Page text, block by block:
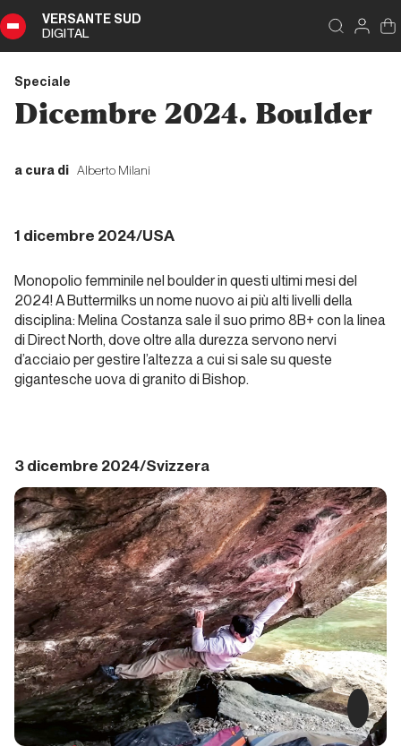
VERSANTE SUD
DIGITAL
Indice
Speciale
Editoriale
Editoriale
Novembre
Report Alpinismo e
ghiaccio
Dicembre
2024.
Alpinismo
e ghiaccio
Report Alpinismo e
ghiaccio
Gennaio
Report Alpinismo e
ghiaccio
Dicembre 2024. Boulder
Speciale
a cura di Alberto Milani
1 dicembre 2024/USA
Monopolio femminile nel boulder in questi ultimi mesi del
2024! A Buttermilks un nome nuovo ai più alti livelli della
disciplina: Melina Costanza sale il suo primo 8B+ con la linea
di Direct North, dove oltre alla durezza servono nervi
d’acciaio per gestire l’altezza a cui si sale su queste
gigantesche uova di granito di Bishop.
3 dicembre 2024/Svizzera